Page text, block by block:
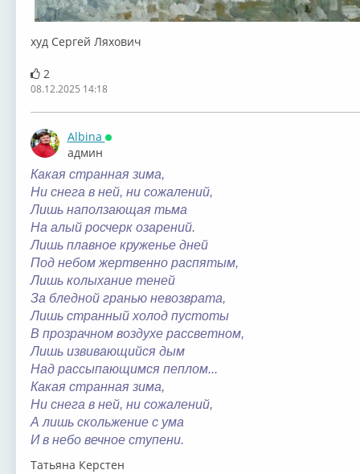
худ Сергей Ляхович
2
08.12.2025 14:18
Albina
Онлайн
админ
Какая странная зима,
Ни снега в ней, ни сожалений,
Лишь наползающая тьма
На алый росчерк озарений.
Лишь плавное круженье дней
Под небом жертвенно распятым,
Лишь колыхание теней
За бледной гранью невозврата,
Лишь странный холод пустоты
В прозрачном воздухе рассветном,
Лишь извивающийся дым
Над рассыпающимся пеплом...
Какая странная зима,
Ни снега в ней, ни сожалений,
А лишь скольжение с ума
И в небо вечное ступени.
Татьяна Керстен